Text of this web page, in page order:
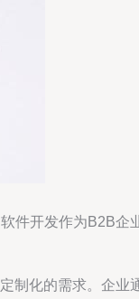
件开发作为B2B企
制化的需求。企业